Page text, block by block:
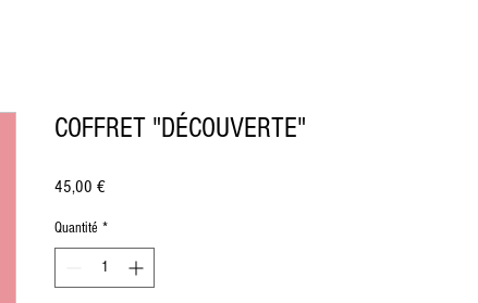
COFFRET "DÉCOUVERTE"
45,00 €Prix
Quantité *